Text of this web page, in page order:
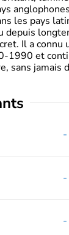
les pays
depuis
Il a connu
1990 et
sans jamais
-
-
-